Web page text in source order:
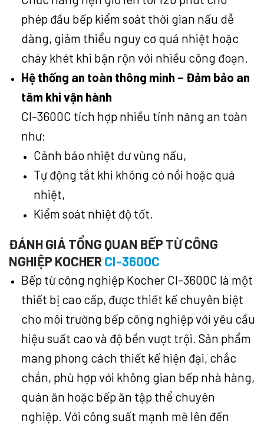
phép đầu bếp kiểm soát thời gian nấu dễ
dàng, giảm thiểu nguy cơ quá nhiệt hoặc
cháy khét khi bận rộn với nhiều công đoạn.
Hệ thống an toàn thông minh – Đảm bảo an
tâm khi vận hành
CI-3600C tích hợp nhiều tính năng an toàn
như:
Cảnh báo nhiệt dư vùng nấu,
Tự động tắt khi không có nồi hoặc quá
nhiệt,
Kiểm soát nhiệt độ tốt.
ĐÁNH GIÁ TỔNG QUAN BẾP TỪ CÔNG
NGHIỆP KOCHERCI-3600C
Bếp từ công nghiệp Kocher CI-3600C là một
thiết bị cao cấp, được thiết kế chuyên biệt
cho môi trường bếp công nghiệp với yêu cầu
hiệu suất cao và độ bền vượt trội. Sản phẩm
mang phong cách thiết kế hiện đại, chắc
chắn, phù hợp với không gian bếp nhà hàng,
quán ăn hoặc bếp ăn tập thể chuyên
nghiệp. Với công suất mạnh mẽ lên đến